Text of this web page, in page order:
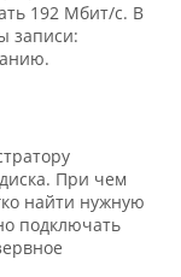
192 Мбит/с. В
записи:
При чем
найти нужную
подключать